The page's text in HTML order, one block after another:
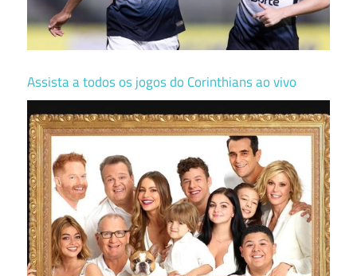
Assista a todos os jogos do Corinthians ao vivo